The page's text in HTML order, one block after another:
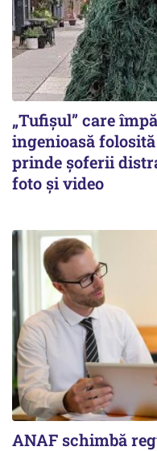
„Tufișul” care
ingenioasă
prinde șoferii
foto și video
ANAF schimbă